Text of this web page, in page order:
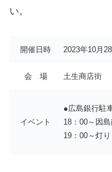
い。
開催日時 2023年10月
会 場 土生商店街
イベント
●広島銀行駐
18：00～因
19：00～灯